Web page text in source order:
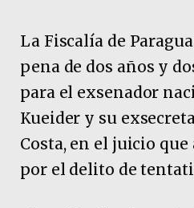
La Fiscalía de
pena de dos años y
para el exsenador
Kueider y su
Costa, en el juicio
por el delito de